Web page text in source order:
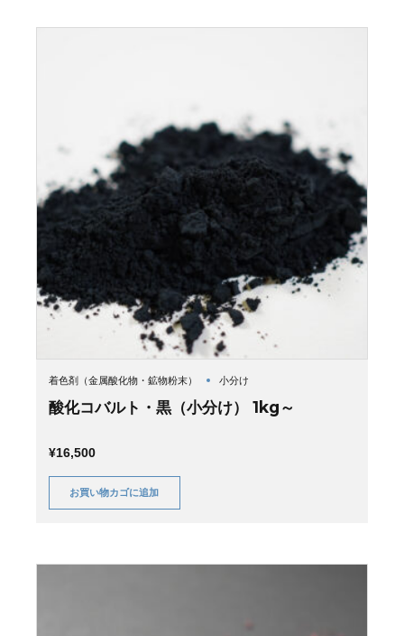
着色剤（金属酸化物・鉱物粉末） 小分け
酸化コバルト・黒（小分け） 1kg～
¥16,500
お買い物カゴに追加